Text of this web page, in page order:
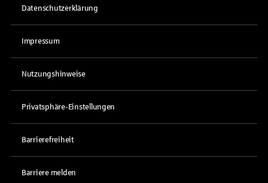
Datenschutzerklärung
Impressum
Nutzungshinweise
Privatsphäre-Einstellungen
Barrierefreiheit
Barriere melden